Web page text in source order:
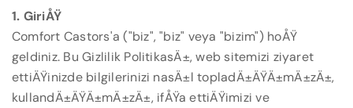
1. GiriÅŸ
Comfort Castors'a ("biz", "biz" veya "bizim") hoÅŸ
geldiniz. Bu Gizlilik PolitikasÄ±, web sitemizi ziyaret
ettiÄŸinizde bilgilerinizi nasÄ±l topladÄ±ÄŸÄ±mÄ±zÄ±,
kullandÄ±ÄŸÄ±mÄ±zÄ±, ifÅŸa ettiÄŸimizi ve